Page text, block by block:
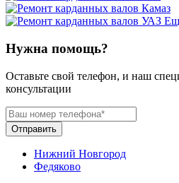
Нужна помощь?
Оставьте свой телефон, и наш
консультации
Отправить
Нижний Новгород
Федяково